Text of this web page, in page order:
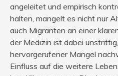
angeleitet und empirisch
halten, mangelt es nicht nur
auch Migranten an einer
der Medizin ist dabei
hervorgerufener Mangel
Einfluss auf die weitere